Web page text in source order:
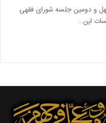
و دومین جلسه شورای فقهی
این…